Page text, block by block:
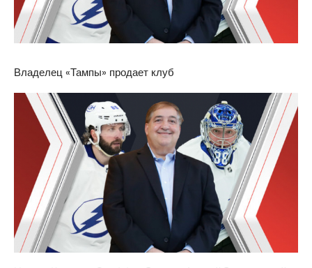
Владелец «Тампы» продает клуб